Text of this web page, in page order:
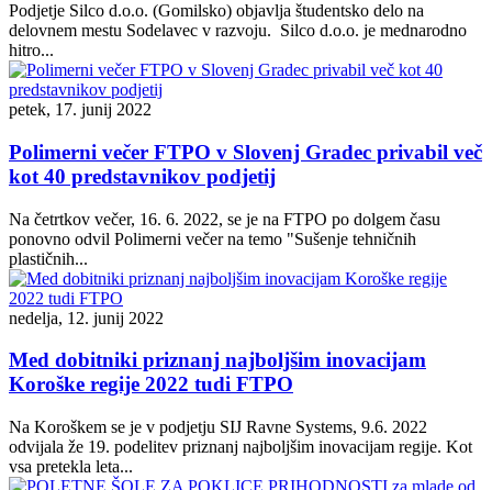
Podjetje Silco d.o.o. (Gomilsko) objavlja študentsko delo na
delovnem mestu Sodelavec v razvoju. Silco d.o.o. je mednarodno
hitro...
petek, 17. junij 2022
Polimerni večer FTPO v Slovenj Gradec privabil več
kot 40 predstavnikov podjetij
Na četrtkov večer, 16. 6. 2022, se je na FTPO po dolgem času
ponovno odvil Polimerni večer na temo "Sušenje tehničnih
plastičnih...
nedelja, 12. junij 2022
Med dobitniki priznanj najboljšim inovacijam
Koroške regije 2022 tudi FTPO
Na Koroškem se je v podjetju SIJ Ravne Systems, 9.6. 2022
odvijala že 19. podelitev priznanj najboljšim inovacijam regije. Kot
vsa pretekla leta...